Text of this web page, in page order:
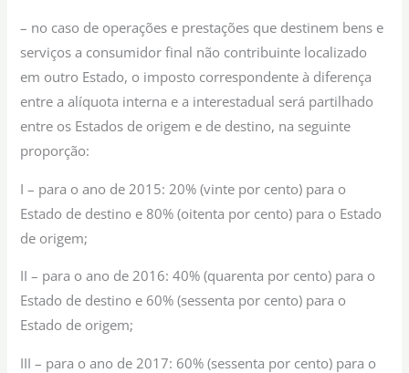
– no caso de operações e prestações que destinem bens e
serviços a consumidor final não contribuinte localizado
em outro Estado, o imposto correspondente à diferença
entre a alíquota interna e a interestadual será partilhado
entre os Estados de origem e de destino, na seguinte
proporção:
I – para o ano de 2015: 20% (vinte por cento) para o
Estado de destino e 80% (oitenta por cento) para o Estado
de origem;
II – para o ano de 2016: 40% (quarenta por cento) para o
Estado de destino e 60% (sessenta por cento) para o
Estado de origem;
III – para o ano de 2017: 60% (sessenta por cento) para o